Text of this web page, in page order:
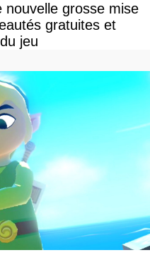
grosse mise
gratuites et
jeu